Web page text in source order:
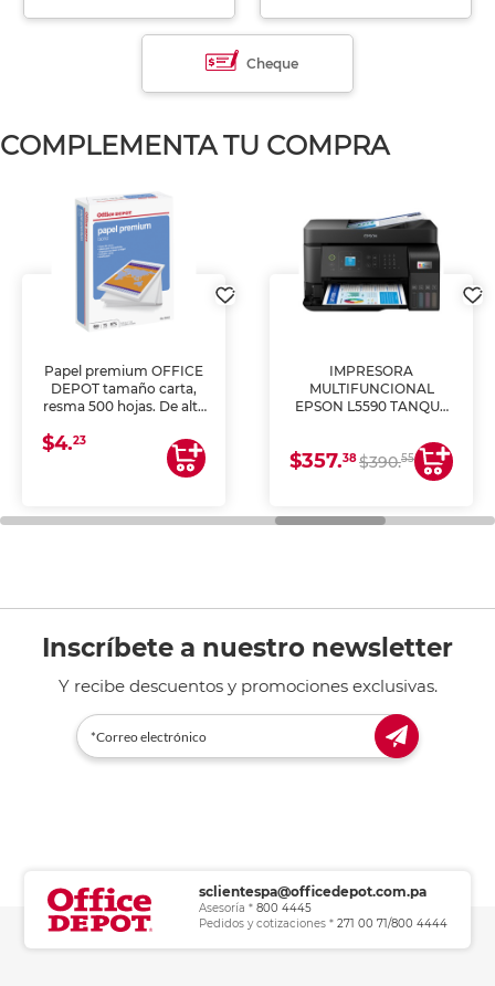
Cheque
COMPLEMENTA TU COMPRA
Papel premium OFFICE
DEPOT tamaño carta,
resma 500 hojas. De alta
uniforme, ideal para
impresoras de inyección
de tinta y láser,
general de oficina.
$4.23
IMPRESORA
MULTIFUNCIONAL
EPSON L5590 TANQUE
COPIA Y ESCANEA)
$357.38$390.55
Inscríbete a nuestro newsletter
Y recibe descuentos y promociones exclusivas.
sclientespa@officedepot.com.pa
Asesoría * 800 4445
Pedidos y cotizaciones * 271 00 71/800 4444